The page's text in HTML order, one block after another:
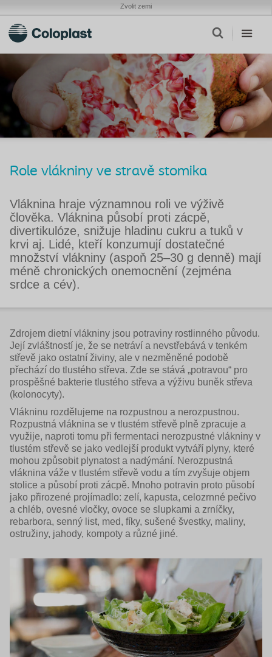
Zvolit zemi
Role vlákniny ve stravě stomika
Vláknina hraje významnou roli ve výživě
člověka. Vláknina působí proti zácpě,
divertikulóze, snižuje hladinu cukru a tuků v
krvi aj. Lidé, kteří konzumují dostatečné
množství vlákniny (aspoň 25–30 g denně) mají
méně chronických onemocnění (zejména
srdce a cév).
Zdrojem dietní vlákniny jsou potraviny rostlinného původu.
Její zvláštností je, že se netráví a nevstřebává v tenkém
střevě jako ostatní živiny, ale v nezměněné podobě
přechází do tlustého střeva. Zde se stává „potravou“ pro
prospěšné bakterie tlustého střeva a výživu buněk střeva
(kolonocyty).
Vlákninu rozdělujeme na rozpustnou a nerozpustnou.
Rozpustná vláknina se v tlustém střevě plně zpracuje a
využije, naproti tomu při fermentaci nerozpustné vlákniny v
tlustém střevě se jako vedlejší produkt vytváří plyny, které
mohou způsobit plynatost a nadýmání. Nerozpustná
vláknina váže v tlustém střevě vodu a tím zvyšuje objem
stolice a působí proti zácpě. Mnoho potravin proto působí
jako přirozené projímadlo: zelí, kapusta, celozrnné pečivo
a chléb, ovesné vločky, ovoce se slupkami a zrníčky,
rebarbora, senný list, med, fíky, sušené švestky, maliny,
ostružiny, jahody, kompoty a různé jiné.